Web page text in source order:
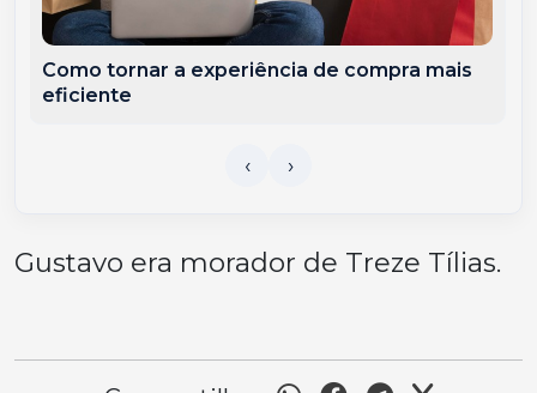
Como tornar a experiência de compra mais
eficiente
Gustavo era morador de Treze Tílias.